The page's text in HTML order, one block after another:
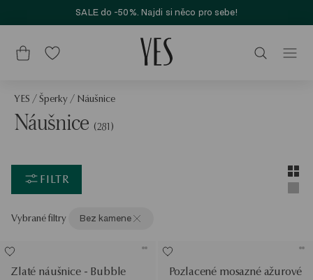
SALE do -50%. Najdi si něco pro sebe!
YES /Šperky / Náušnice
Náušnice (281)
FILTR
Vybrané filtry Bez kamene
Zlaté náušnice - Bubble
Pozlacené mosazné ažurové